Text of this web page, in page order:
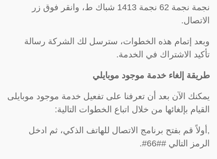
نجمة نجمة 62 نجمة 1413 شباك ط، وانقر فوق زر
الاتصال.
وبعد إتمام هذه الخطوات، سترسل لك الشركة رسالة
تأكيد الاشتراك في الخدمة.
طريقة إلغاء خدمة موجود موبايلي
يمكنك الآن بعد أن تعرفنا على تفعيل خدمة موجود موبايلى
القيام بإلغائها من خلال اتباع الخطوات التالية:
,أولاً قم بفتح برنامج الاتصال للهاتف الذكي، ثم ادخل
الرمز التالي ##66#.